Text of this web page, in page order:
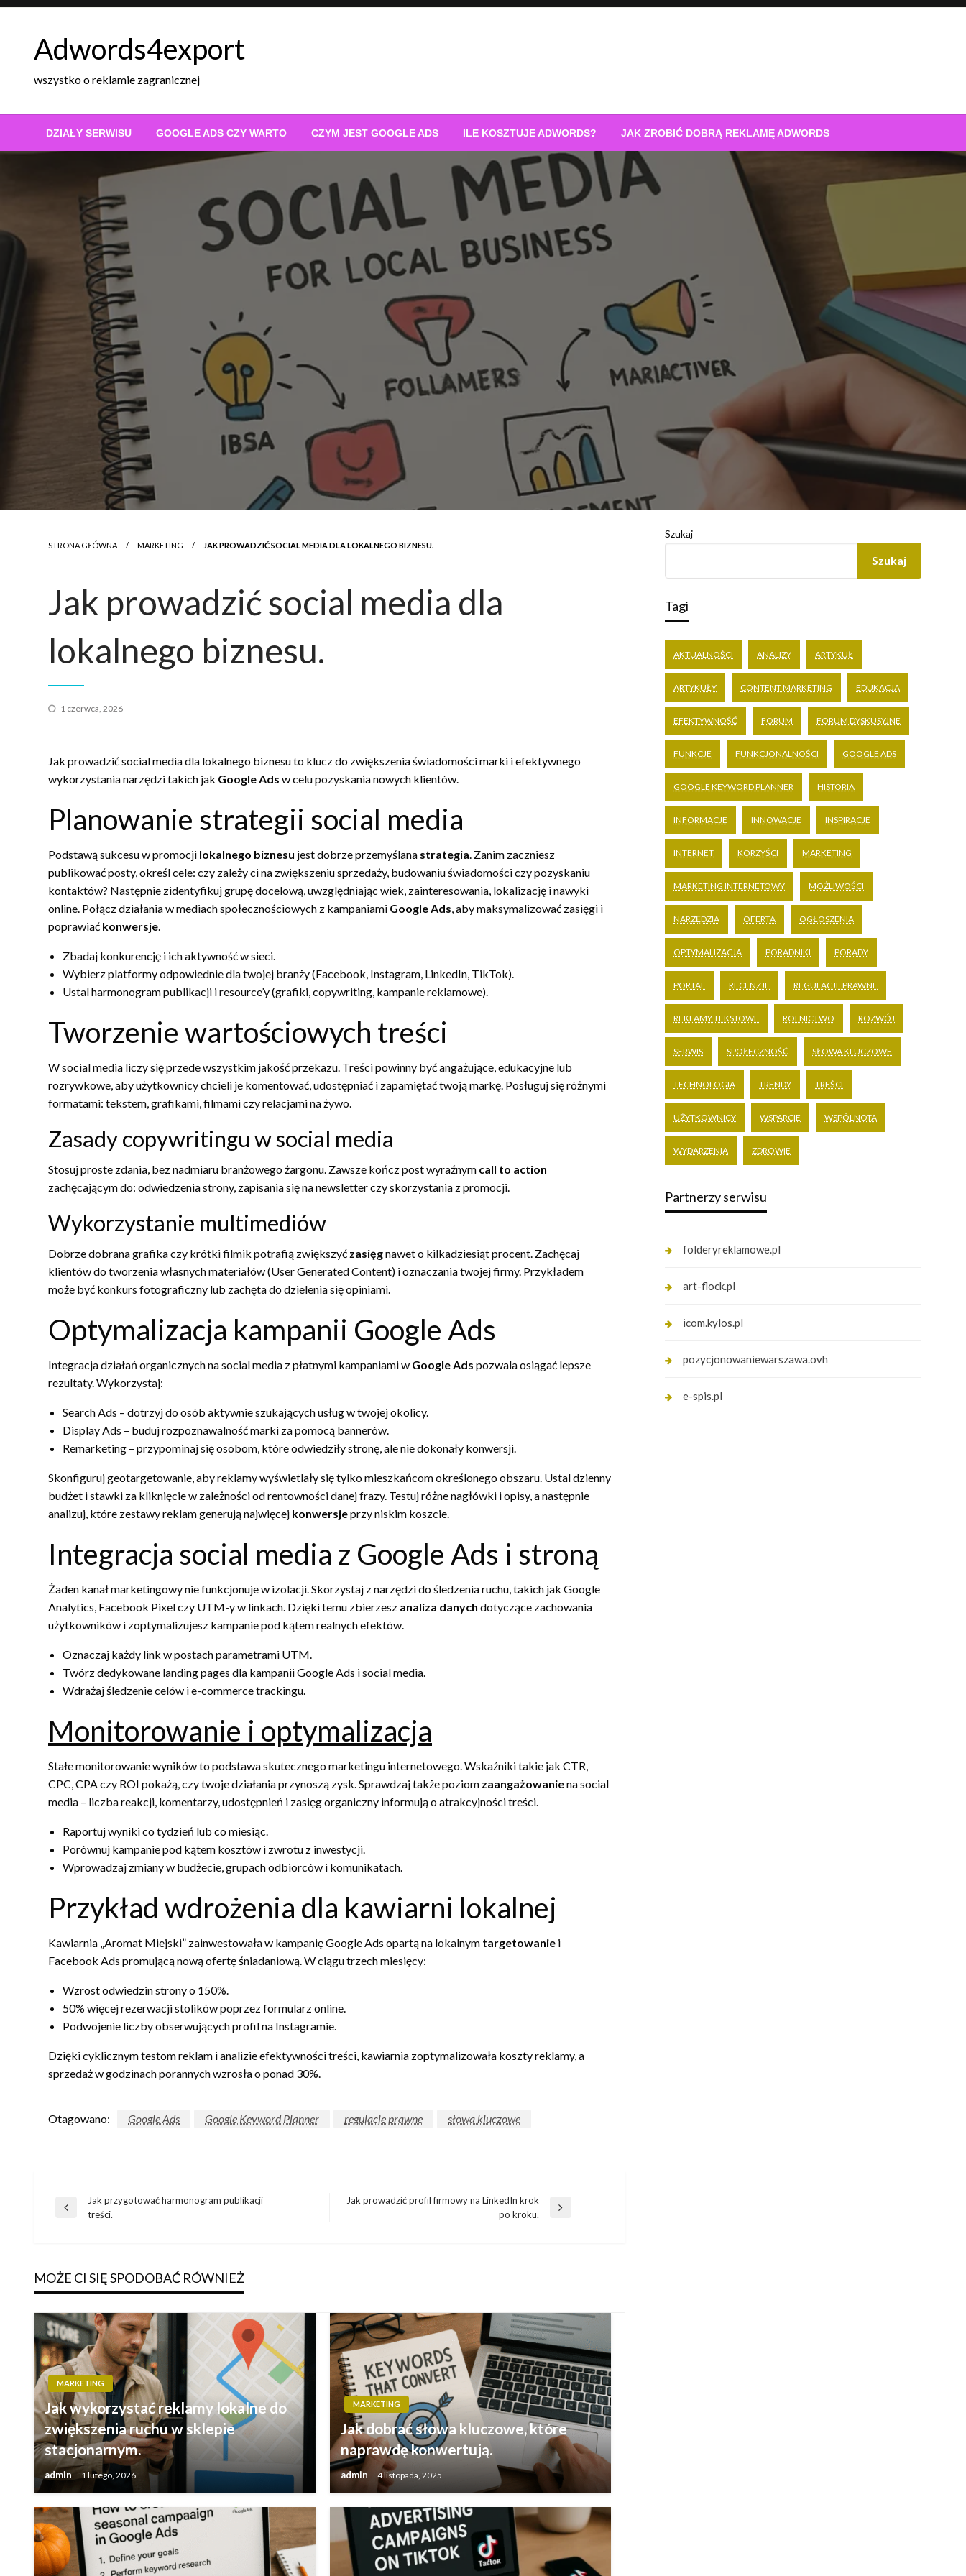
Skip
Adwords4export
wszystko o reklamie zagranicznej
DZIAŁY SERWISU GOOGLE ADS CZY WARTO CZYM JEST GOOGLE ADS ILE KOSZTUJE ADWORDS? JAK ZROBIĆ DOBRĄ REKLAMĘ ADWORDS
STRONA GŁÓWNA MARKETING JAK PROWADZIĆ SOCIAL MEDIA DLA LOKALNEGO BIZNESU.
Jak prowadzić social media dla
lokalnego biznesu.
Opublikowane
1 czerwca, 2026
Jak prowadzić social media dla lokalnego biznesu to klucz do zwiększenia świadomości marki i efektywnego
wykorzystania narzędzi takich jak Google Ads w celu pozyskania nowych klientów.
Planowanie strategii social media
Podstawą sukcesu w promocji lokalnego biznesu jest dobrze przemyślana strategia. Zanim zaczniesz
publikować posty, określ cele: czy zależy ci na zwiększeniu sprzedaży, budowaniu świadomości czy pozyskaniu
kontaktów? Następnie zidentyfikuj grupę docelową, uwzględniając wiek, zainteresowania, lokalizację i nawyki
online. Połącz działania w mediach społecznościowych z kampaniami Google Ads, aby maksymalizować zasięgi i
poprawiać konwersje.
Zbadaj konkurencję i ich aktywność w sieci.
Wybierz platformy odpowiednie dla twojej branży (Facebook, Instagram, LinkedIn, TikTok).
Ustal harmonogram publikacji i resource’y (grafiki, copywriting, kampanie reklamowe).
Tworzenie wartościowych treści
W social media liczy się przede wszystkim jakość przekazu. Treści powinny być angażujące, edukacyjne lub
rozrywkowe, aby użytkownicy chcieli je komentować, udostępniać i zapamiętać twoją markę. Posługuj się różnymi
formatami: tekstem, grafikami, filmami czy relacjami na żywo.
Zasady copywritingu w social media
Stosuj proste zdania, bez nadmiaru branżowego żargonu. Zawsze kończ post wyraźnym call to action
zachęcającym do: odwiedzenia strony, zapisania się na newsletter czy skorzystania z promocji.
Wykorzystanie multimediów
Dobrze dobrana grafika czy krótki filmik potrafią zwiększyć zasięgnawet o kilkadziesiąt procent. Zachęcaj
klientów do tworzenia własnych materiałów (User Generated Content) i oznaczania twojej firmy. Przykładem
może być konkurs fotograficzny lub zachęta do dzielenia się opiniami.
Optymalizacja kampanii Google Ads
Integracja działań organicznych na social media z płatnymi kampaniami w Google Ads pozwala osiągać lepsze
rezultaty. Wykorzystaj:
Search Ads – dotrzyj do osób aktywnie szukających usług w twojej okolicy.
Display Ads – buduj rozpoznawalność marki za pomocą bannerów.
Remarketing – przypominaj się osobom, które odwiedziły stronę, ale nie dokonały konwersji.
Skonfiguruj geotargetowanie, aby reklamy wyświetlały się tylko mieszkańcom określonego obszaru. Ustal dzienny
budżet i stawki za kliknięcie w zależności od rentowności danej frazy. Testuj różne nagłówki i opisy, a następnie
analizuj, które zestawy reklam generują najwięcej konwersjeprzy niskim koszcie.
Integracja social media z Google Ads i stroną
Żaden kanał marketingowy nie funkcjonuje w izolacji. Skorzystaj z narzędzi do śledzenia ruchu, takich jak Google
Analytics, Facebook Pixel czy UTM-y w linkach. Dzięki temu zbierzesz analiza danych dotyczące zachowania
użytkowników i zoptymalizujesz kampanie pod kątem realnych efektów.
Oznaczaj każdy link w postach parametrami UTM.
Twórz dedykowane landing pages dla kampanii Google Ads i social media.
Wdrażaj śledzenie celów i e-commerce trackingu.
Monitorowanie i optymalizacja
Stałe monitorowanie wyników to podstawa skutecznego marketingu internetowego. Wskaźniki takie jak CTR,
CPC, CPA czy ROI pokażą, czy twoje działania przynoszą zysk. Sprawdzaj także poziom zaangażowaniena social
media – liczba reakcji, komentarzy, udostępnień i zasięg organiczny informują o atrakcyjności treści.
Raportuj wyniki co tydzień lub co miesiąc.
Porównuj kampanie pod kątem kosztów i zwrotu z inwestycji.
Wprowadzaj zmiany w budżecie, grupach odbiorców i komunikatach.
Przykład wdrożenia dla kawiarni lokalnej
Kawiarnia „Aromat Miejski” zainwestowała w kampanię Google Ads opartą na lokalnym targetowanie i
Facebook Ads promującą nową ofertę śniadaniową. W ciągu trzech miesięcy:
Wzrost odwiedzin strony o 150%.
50% więcej rezerwacji stolików poprzez formularz online.
Podwojenie liczby obserwujących profil na Instagramie.
Dzięki cyklicznym testom reklam i analizie efektywności treści, kawiarnia zoptymalizowała koszty reklamy, a
sprzedaż w godzinach porannych wzrosła o ponad 30%.
Otagowano: Google Ads Google Keyword Planner regulacje prawne słowa kluczowe
Nawigacja
Poprzedni
Jak przygotować harmonogram publikacji
treści.
Jak prowadzić profil firmowy na LinkedIn krok
po kroku.
MOŻE CI SIĘ SPODOBAĆ RÓWNIEŻ
MARKETING
Jak wykorzystać reklamy lokalne do
zwiększenia ruchu w sklepie
stacjonarnym.
admin 1 lutego, 2026
MARKETING
Jak dobrać słowa kluczowe, które
naprawdę konwertują.
admin 4 listopada, 2025
Szukaj
Szukaj
Tagi
AKTUALNOŚCI ANALIZY ARTYKUŁ
ARTYKUŁY CONTENT MARKETING EDUKACJA
EFEKTYWNOŚĆ FORUM FORUM DYSKUSYJNE
FUNKCJE FUNKCJONALNOŚCI GOOGLE ADS
GOOGLE KEYWORD PLANNER HISTORIA
INFORMACJE INNOWACJE INSPIRACJE
INTERNET KORZYŚCI MARKETING
MARKETING INTERNETOWY MOŻLIWOŚCI
NARZĘDZIA OFERTA OGŁOSZENIA
OPTYMALIZACJA PORADNIKI PORADY
PORTAL RECENZJE REGULACJE PRAWNE
REKLAMY TEKSTOWE ROLNICTWO ROZWÓJ
SERWIS SPOŁECZNOŚĆ SŁOWA KLUCZOWE
TECHNOLOGIA TRENDY TREŚCI
UŻYTKOWNICY WSPARCIE WSPÓLNOTA
WYDARZENIA ZDROWIE
Partnerzy serwisu
folderyreklamowe.pl
art-flock.pl
icom.kylos.pl
pozycjonowaniewarszawa.ovh
e-spis.pl